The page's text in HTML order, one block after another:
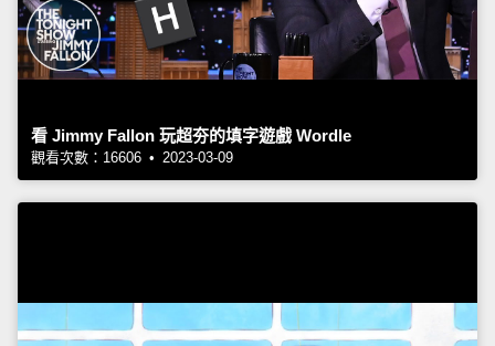
看 Jimmy Fallon 玩超夯的填字遊戲 Wordle
觀看次數：16606 • 2023-03-09